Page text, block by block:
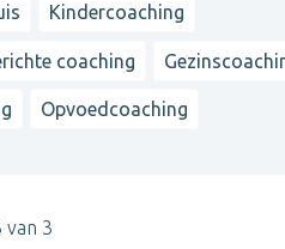
Kindercoaching
coaching
Opvoedcoaching
van 3